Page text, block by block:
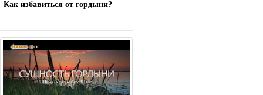
Как избавиться от гордыни?